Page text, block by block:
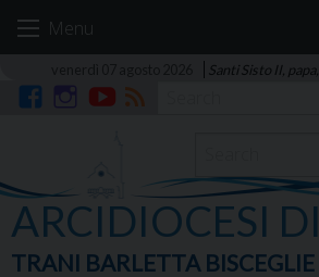
Menu
Santi Sisto II,
ARCIDIOCESI DI
TRANI BARLETTA BISCEGLIE